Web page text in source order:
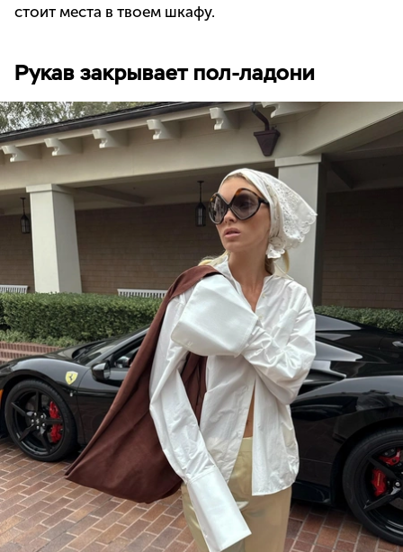
стоит места в твоем шкафу.
Рукав закрывает пол-ладони